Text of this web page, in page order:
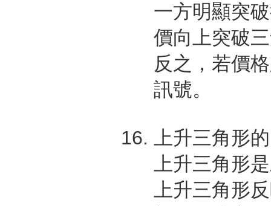
一方明顯突
價向上突破
反之，若價
訊號。
上升三角形
上升三角形
上升三角形